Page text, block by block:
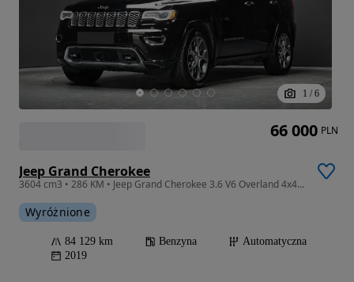
1 / 6
Jeep Grand Cherokee
3604 cm3 • 286 KM • Jeep Grand Cherokee 3.6 V6 Overland 4x4 | 286 KM | ACC | Skóra
Wyróżnione
84 129 km Benzyna
Automatyczna
2019
66 000 PLN